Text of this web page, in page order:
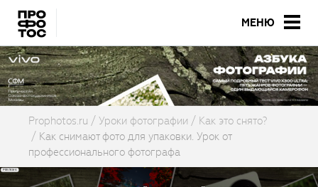
МЕНЮ
Prophotos.ru Уроки фотографии
Как это снято?
Как снимают фото для упаковки. Урок от
профессионального фотографа